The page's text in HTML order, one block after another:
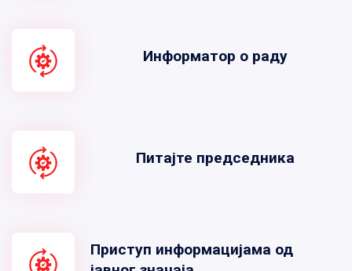
Информатор о раду
Питајте председника
Приступ информацијама од